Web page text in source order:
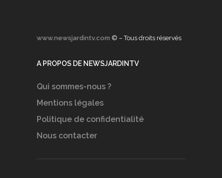
www.newsjardintv.com © – Tous droits réservés
A PROPOS DE NEWSJARDINTV
Qui sommes-nous ?
Mentions légales
Politique de confidentialité
Nous contacter